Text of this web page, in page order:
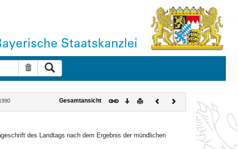
Suche zurücksetzen
Gesamtansicht Download
DruckenVorherigesNächstes
Dokument
des Landtags nach dem Ergebnis der mündlichen